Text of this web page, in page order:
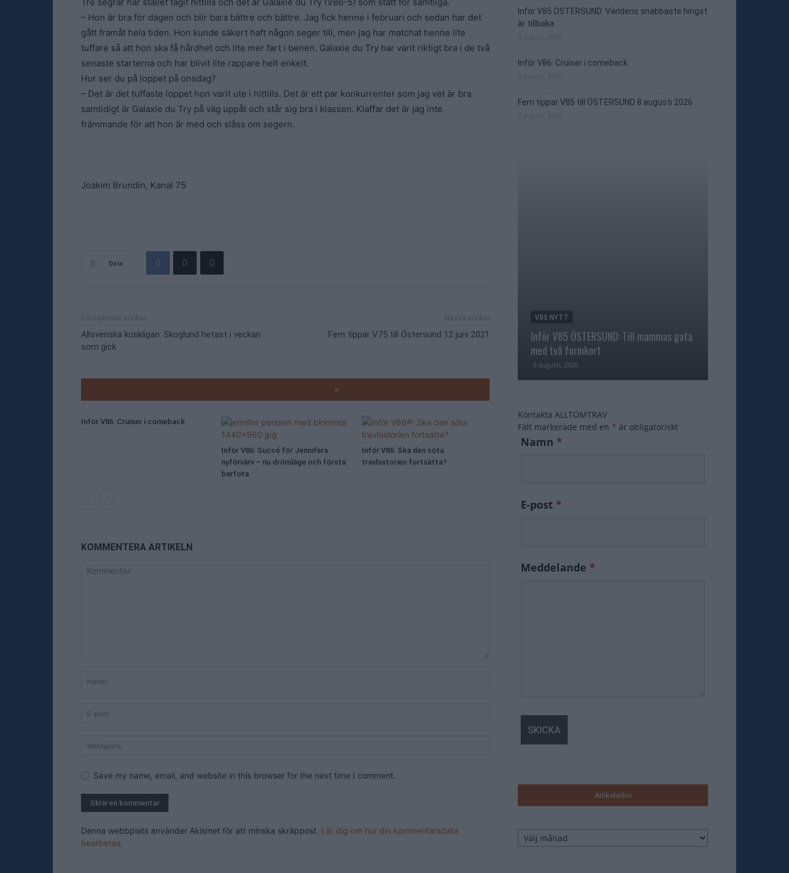
– Hon är bra för dagen och blir bara bättre och bättre. Jag fick henne i februari och sedan har det
gått framåt hela tiden. Hon kunde säkert haft någon seger till, men jag har matchat henne lite
tuffare så att hon ska få hårdhet och lite mer fart i benen. Galaxie du Try har varit riktigt bra i de två
senaste starterna och har blivit lite rappare helt enkelt.
Hur ser du på loppet på onsdag?
– Det är det tuffaste loppet hon varit ute i hittills. Det är ett par konkurrenter som jag vet är bra
samtidigt är Galaxie du Try på väg uppåt och står sig bra i klassen. Klaffar det är jag inte
främmande för att hon är med och slåss om segern.
Joakim Brundin, Kanal 75
Dela
Allsvenska kuskligan: Skoglund hetast i veckan
som gick
Fem tippar V75 till Östersund 12 juni 2021
>
Inför V86: Cruiser i comeback
Inför V86: Succé för Jennifers
nyförvärv – nu drömläge och första
barfota
Inför V86: Ska den söta
travhistorien fortsätta?
KOMMENTERA ARTIKELN
Save my name, email, and website in this browser for the next time I comment.
Denna webbplats använder Akismet för att minska skräppost. Lär dig om hur din kommentarsdata
bearbetas.
Inför V85 ÖSTERSUND: Världens snabbaste hingst
är tillbaka
Inför V86: Cruiser i comeback
Fem tippar V85 till ÖSTERSUND 8 augusti 2026
V85 NYTT
Inför V85 ÖSTERSUND: Till mammas gata
med två formkort
6 augusti, 2026
Kontakta ALLTOMTRAV
Fält markerade med en * är obligatoriskt
Namn *
E-post *
Meddelande *
Artikelarkiv
Artikelarkiv